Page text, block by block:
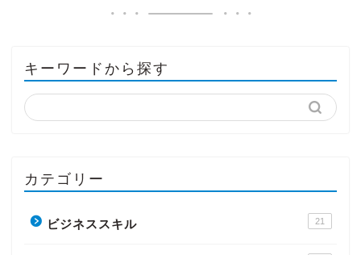
キーワードから探す
カテゴリー
ビジネススキル 21